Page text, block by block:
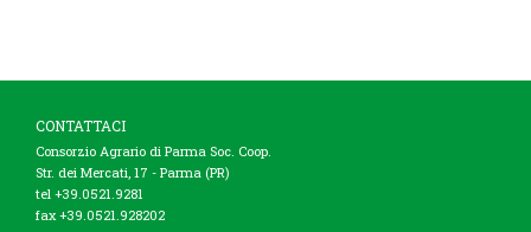
CONTATTACI
Consorzio Agrario di Parma Soc. Coop.
Str. dei Mercati, 17 - Parma (PR)
tel +39.0521.9281
fax +39.0521.928202